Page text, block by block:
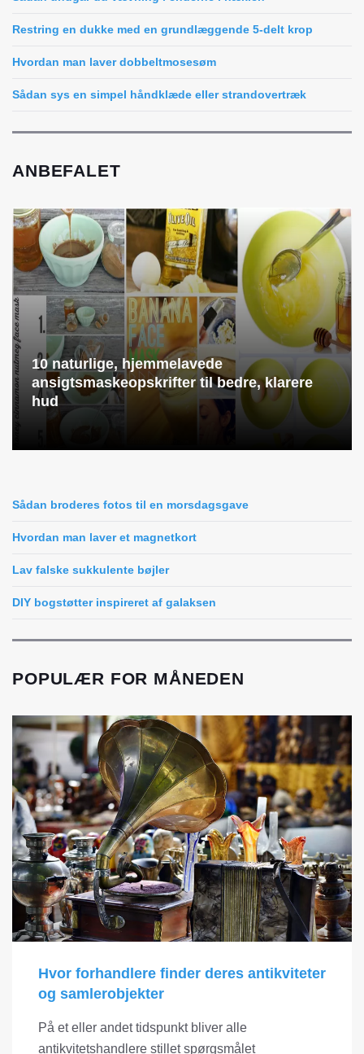
Restring en dukke med en grundlæggende 5-delt krop
Hvordan man laver dobbeltmosesøm
Sådan sys en simpel håndklæde eller strandovertræk
ANBEFALET
10 naturlige, hjemmelavede
ansigtsmaskeopskrifter til bedre, klarere
hud
Sådan broderes fotos til en morsdagsgave
Hvordan man laver et magnetkort
Lav falske sukkulente bøjler
DIY bogstøtter inspireret af galaksen
POPULÆR FOR MÅNEDEN
Hvor forhandlere finder deres antikviteter
og samlerobjekter
På et eller andet tidspunkt bliver alle
antikvitetshandlere stillet spørgsmålet